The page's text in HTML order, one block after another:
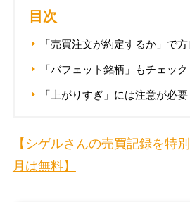
目次
「売買注文が約定するか」で
「バフェット銘柄」もチェック
「上がりすぎ」には注意が必要
【シゲルさんの売買記録を
月は無料】